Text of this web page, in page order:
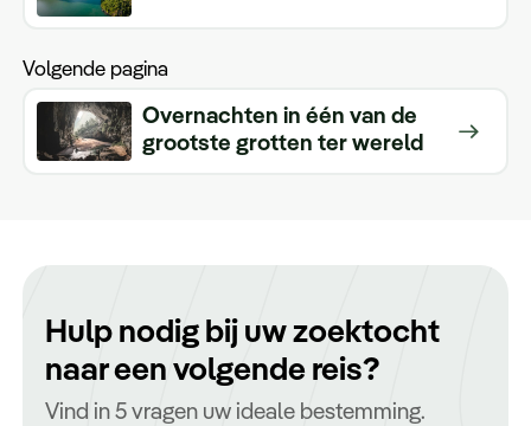
Volgende pagina
Overnachten in één van de
grootste grotten ter wereld
Hulp nodig bij uw zoektocht
naar een volgende reis?
Vind in 5 vragen uw ideale bestemming.